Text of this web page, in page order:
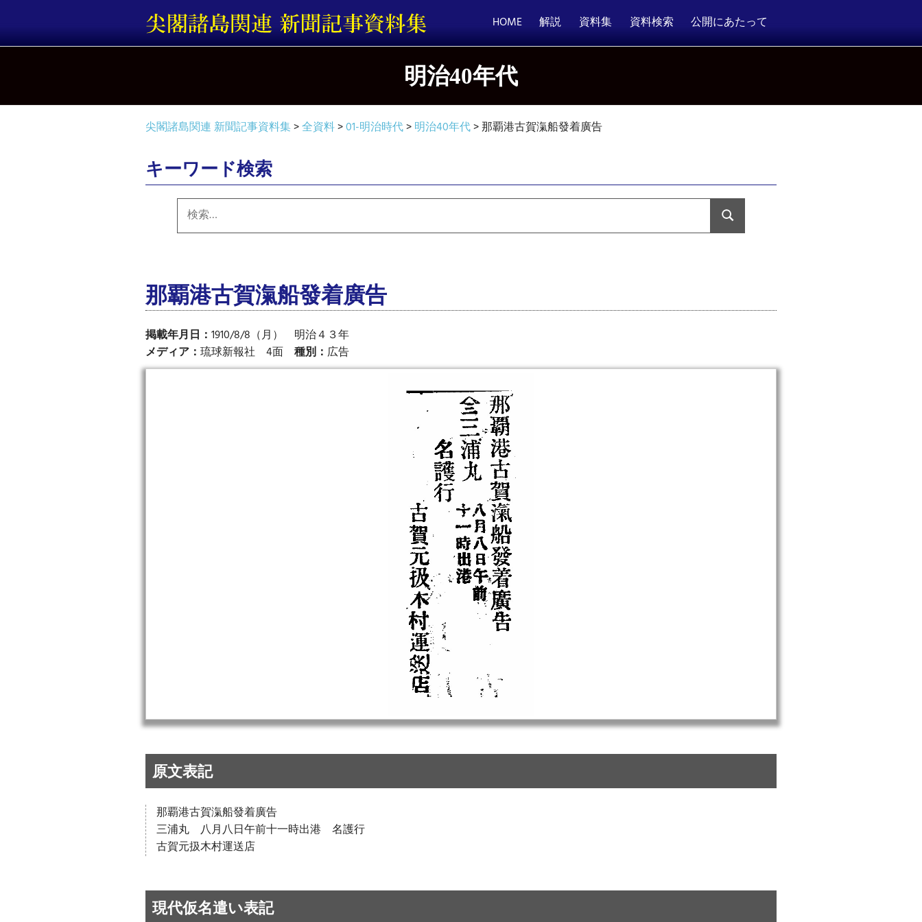
テ
ス
HOME 解説 資料集 資料検索 公開にあたって
明治40年代
尖閣諸島関連 新聞記事資料集>全資料>01-明治時代>明治40年代>那覇港古賀滊船發着廣告
キーワード検索
索:
検
索
那覇港古賀滊船發着廣告
掲載年月日： 1910/8/8（月） 明治４３年
メディア： 琉球新報社 4面 種別： 広告
原文表記
那覇港古賀滊船發着廣告
三浦丸 八月八日午前十一時出港 名護行
古賀元扱木村運送店
現代仮名遣い表記